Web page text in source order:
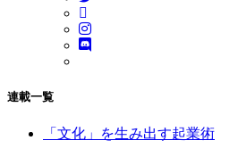
連載一覧
「文化」を生み出す起業術